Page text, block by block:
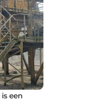
een